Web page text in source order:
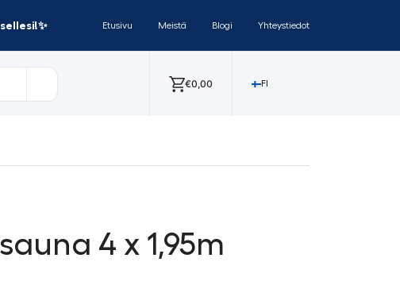
Etusivu Meistä Blogi Yhteystiedot
€0,00 FI
4 x 1,95m